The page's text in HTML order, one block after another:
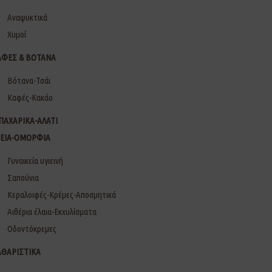
Αναψυκτικά
Χυμοί
& ΒΟΤΑΝΑ
Βότανα-Τσάι
Καφές-Κακάο
ΑΛΑΤΙ
ΟΜΟΡΦΙΑ
Γυναικεία υγιεινή
Σαπούνια
Κεραλοιφές-Κρέμες-Αποσμητικά
Αιθέρια έλαια-Εκχυλίσματα
Οδοντόκρεμες